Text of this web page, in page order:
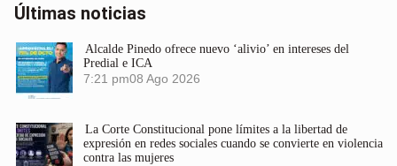
Últimas noticias
Alcalde Pinedo ofrece nuevo ‘alivio’ en intereses del
Predial e ICA
7:21 pm08 Ago 2026
La Corte Constitucional pone límites a la libertad de
expresión en redes sociales cuando se convierte en violencia
contra las mujeres